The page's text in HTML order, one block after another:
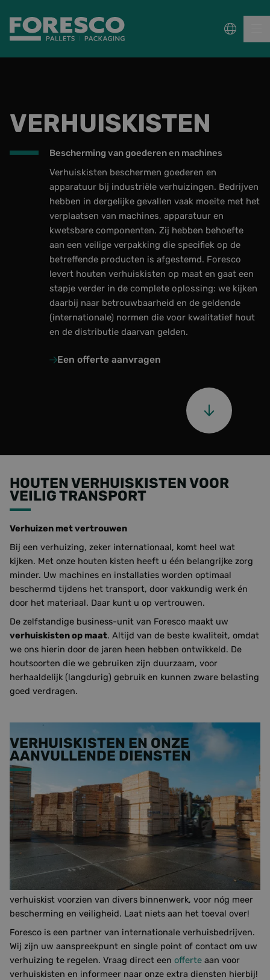
COLLECT, REPAIR & RE-USE
PACKAGING
DUURZAAMHEID
Sectoren
Wet- en regelgeving
Kennisbank
Over ons
Laatste updates
VERHUISKISTEN
Bescherming van goederen en machines
Verhuiskisten beschermen goederen en
apparatuur bij industriële verhuizingen. Bedrijven
hebben in dergelijke gevallen vaak moeite met het
verplaatsen van machines, apparatuur en
kwetsbare componenten. Zij hebben behoefte
aan een veilige verpakking die specifiek op de
betreffende producten is afgestemd. Foresco
levert houten verhuiskisten op maat en gaat een
stapje verder in de complete oplossing: we kijken
daarbij naar betrouwbaarheid en de geldende
(internationale) normen die voor kwalitatief hout
en de distributie daarvan gelden.
Een offerte aanvragen
HOUTEN VERHUISKISTEN VOOR
VEILIG TRANSPORT
Verhuizen met vertrouwen
Bij een verhuizing, zeker internationaal, komt heel wat
kijken. Met onze houten kisten heeft u één belangrijke zorg
minder. Uw machines en installaties worden optimaal
beschermd tijdens het transport, door vakkundig werk én
door het materiaal. Daar kunt u op vertrouwen.
De zelfstandige business-unit van Foresco maakt uw
verhuiskisten op maat. Altijd van de beste kwaliteit, omdat
we ons hierin door de jaren heen hebben ontwikkeld. De
houtsoorten die we gebruiken zijn duurzaam, voor
herhaaldelijk (langdurig) gebruik en kunnen zware belasting
goed verdragen.
VERHUISKISTEN EN ONZE
AANVULLENDE DIENSTEN
Houten transportkisten op maat zijn geschikt voor een
probleemloze internationale verhuizing. Als uw bedrijf
kostbare machines, apparatuur en halffabricaten op
transport moet zetten, wilt u daar simpelweg in ontlast
worden. De behuizing moet meer dan voldoende
bescherming bieden en bestand zijn tegen diverse
verplaatsingen onderweg. Het hout dat wij kiezen vangt
sowieso de eerste schok op. Bovendien kunnen we iedere
verhuiskist voorzien van divers binnenwerk, voor nóg meer
bescherming en veiligheid. Laat niets aan het toeval over!
Foresco is een partner van internationale verhuisbedrijven.
Wij zijn uw aanspreekpunt en single point of contact om uw
verhuizing te regelen. Vraag direct een offerte aan voor
verhuiskisten en informeer naar onze extra diensten hierbij!